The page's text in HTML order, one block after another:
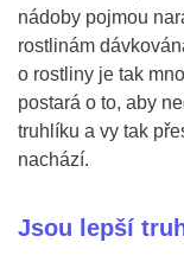
nádoby pojmou
rostlinám
o rostliny je tak
postará o to, aby
truhlíku a vy tak
nachází.
Jsou lepší